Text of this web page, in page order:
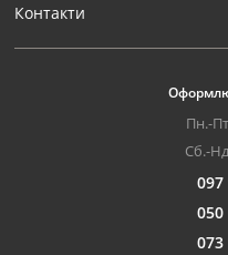
Контакти
Пн.-
Сб.-
097
050
073